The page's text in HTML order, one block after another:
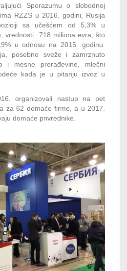
Sporazumu o slobodnoj
RZZS u 2016. godini, Rusija
sa učešćem od 5,3% u
vrednosti 718 miliona evra, što
u odnosu na 2015. godinu.
posebno sveže i zamrznuto
i mesne prerađevine, mlečni
kada je u pitanju izvoz u
organizovali nastup na pet
za 62 domaće firme, a u 2017.
domaće privrednike.